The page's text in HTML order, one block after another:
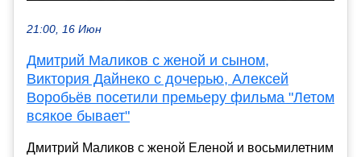
21:00, 16 Июн
Дмитрий Маликов с женой и сыном,
Виктория Дайнеко с дочерью, Алексей
Воробьёв посетили премьеру фильма "Летом
всякое бывает"
Дмитрий Маликов с женой Еленой и восьмилетним